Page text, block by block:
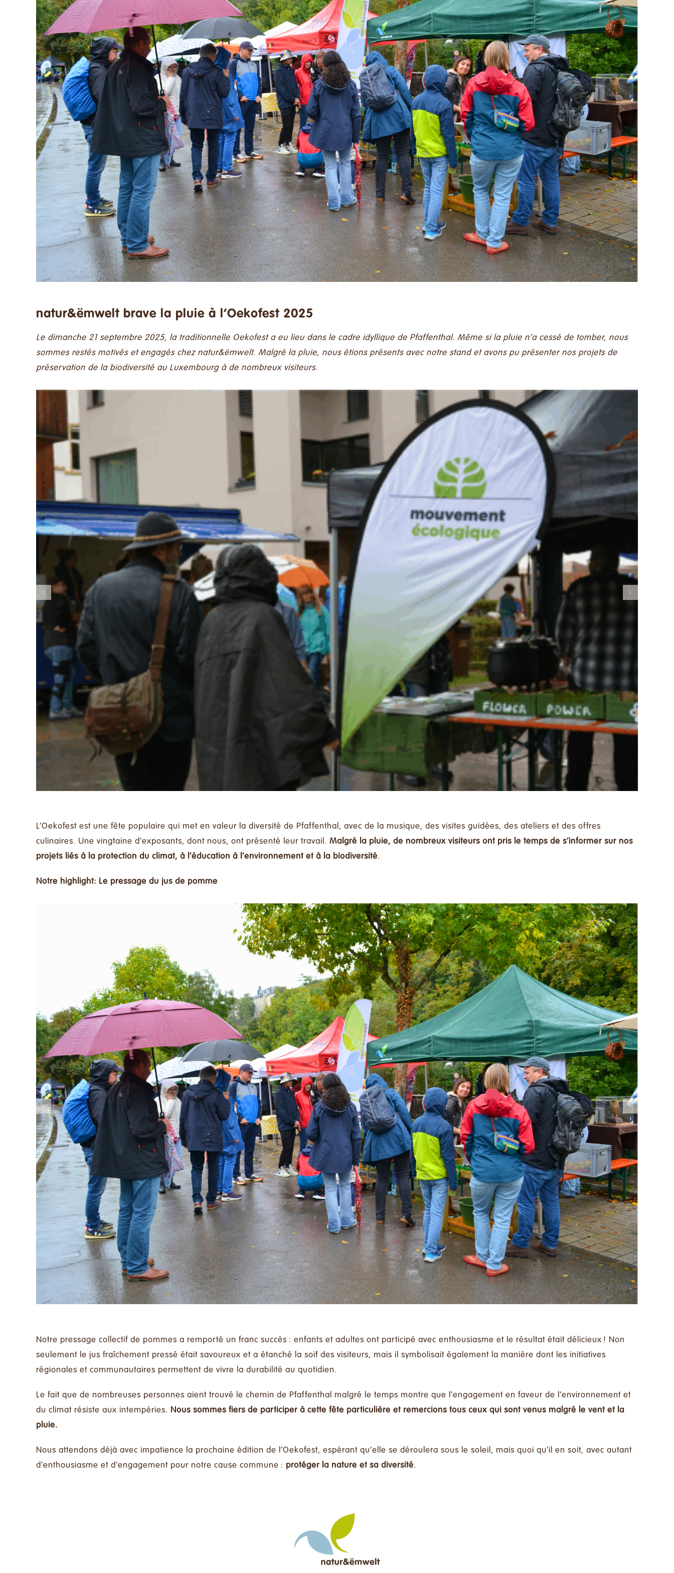
Contact
Rechercher:
Français
natur&ëmwelt brave la pluie à l’Oekofest 2025
Le dimanche 21 septembre 2025, la traditionnelle Oekofesta eu lieu dans le cadre idyllique de Pfaffenthal. Même si la pluie n’a cessé de tomber, nous
sommes restés motivés et engagés chez natur&ëmwelt. Malgré la pluie, nous étions présents avec notre stand et avons pu présenter nos projets de
préservation de la biodiversité au Luxembourg à de nombreux visiteurs.
L’Oekofest est une fête populaire qui met en valeur la diversité de Pfaffenthal, avec de la musique, des visites guidées, des ateliers et des offres
culinaires. Une vingtaine d’exposants, dont nous, ont présenté leur travail. Malgré la pluie, de nombreux visiteurs ont pris le temps de s’informer sur nos
projets liés à la protection du climat, à l’éducation à l’environnement et à la biodiversité.
Notre highlight: Le pressage du jus de pomme
Notre pressage collectif de pommes a remporté un franc succès : enfants et adultes ont participé avec enthousiasme et le résultat était délicieux ! Non
seulement le jus fraîchement pressé était savoureux et a étanché la soif des visiteurs, mais il symbolisait également la manière dont les initiatives
régionales et communautaires permettent de vivre la durabilité au quotidien.
Le fait que de nombreuses personnes aient trouvé le chemin de Pfaffenthal malgré le temps montre que l’engagement en faveur de l’environnement et
du climat résiste aux intempéries. Nous sommes fiers de participer à cette fête particulière et remercions tous ceux qui sont venus malgré le vent et la
pluie.
Nous attendons déjà avec impatience la prochaine édition de l’Oekofest, espérant qu’elle se déroulera sous le soleil, mais quoi qu’il en soit, avec autant
d’enthousiasme et d’engagement pour notre cause commune : protéger la nature et sa diversité.